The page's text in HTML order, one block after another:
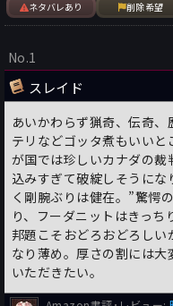
ネタバレあり 削除希望
No.1
スレイド
あいかわらず猟奇、伝奇
テリなどゴッタ煮もいい
が国では珍しいカナダの裁
込みすぎて破綻しそうに
く剛腕ぶりは健在。”驚愕
り、フーダニットはきっち
邦題こそおどろおどろし
なり薄め。厚さの割には
いただきたい。